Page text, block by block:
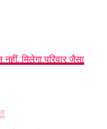
में वहां रहना जोखिम
निरीक्षण कराने और तत्काल
परिवारों के लिए
लगातार गिर रहे बोल्डरों
की गई है।
मिलेगा परिवार जैसा